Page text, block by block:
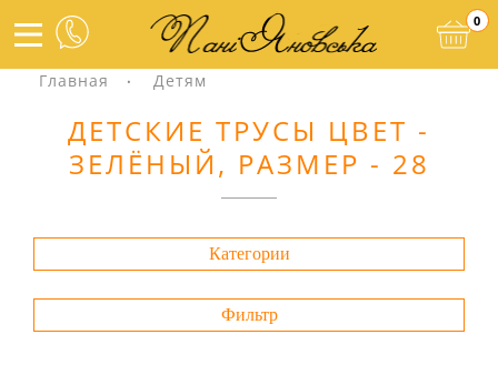
0
Главная Детям
ДЕТСКИЕ ТРУСЫ ЦВЕТ -
ЗЕЛЁНЫЙ, РАЗМЕР - 28
Категории
Фильтр